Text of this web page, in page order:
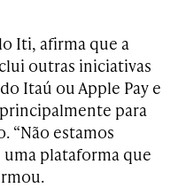
Iti, afirma que a
outras iniciativas
Itaú ou Apple Pay e
para
“Não estamos
plataforma que